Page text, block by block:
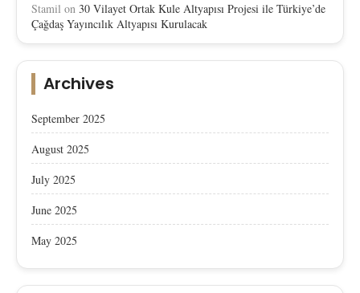
Stamil on 30 Vilayet Ortak Kule Altyapısı Projesi ile Türkiye’de
Çağdaş Yayıncılık Altyapısı Kurulacak
Archives
September 2025
August 2025
July 2025
June 2025
May 2025